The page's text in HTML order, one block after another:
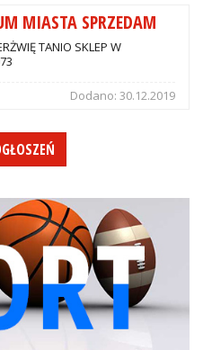
MIASTA SPRZEDAM
TANIO SKLEP W
Dodano: 30.12.2019